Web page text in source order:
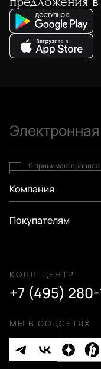
Компания
Покупателям
КОЛЛ-ЦЕНТР
+7 (495)
МЫ В СОЦСЕТЯХ
Я принимаю